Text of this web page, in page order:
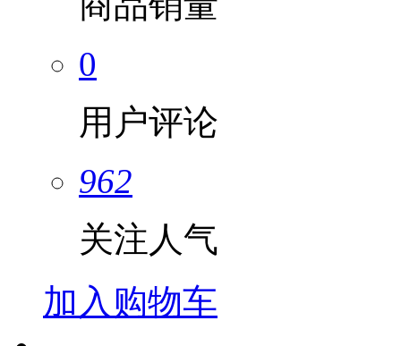
0
用户评论
962
关注人气
加入购物车